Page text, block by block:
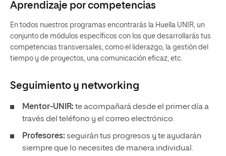
Aprendizaje por competencias
En todos nuestros programas encontrarás la Huella UNIR, un
conjunto de módulos específicos con los que desarrollarás tus
competencias transversales, como el liderazgo, la gestión del
tiempo y de proyectos, una comunicación eficaz, etc.
Seguimiento y networking
Mentor-UNIR: te acompañará desde el primer día a
través del teléfono y el correo electrónico.
Profesores: seguirán tus progresos y te ayudarán
siempre que lo necesites de manera individual.